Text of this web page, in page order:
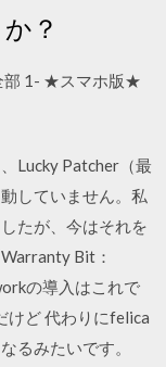
？
部 1- ★スマホ版★
Lucky Patcher（最
していません。私
たが、今はそれを
Bit：
の導入はこれで
けど 代わりにfelica
るみたいです。